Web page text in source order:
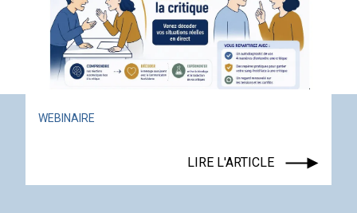
WEBINAIRE
LIRE L'ARTICLE